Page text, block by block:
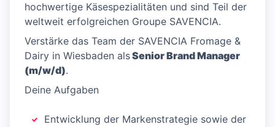
hochwertige Käsespezialitäten und sind Teil der
weltweit erfolgreichen Groupe SAVENCIA.
Verstärke das Team der SAVENCIA Fromage &
Dairy in Wiesbaden alsSenior Brand Manager
(m/w/d).
Deine Aufgaben
Entwicklung der Markenstrategie sowie der